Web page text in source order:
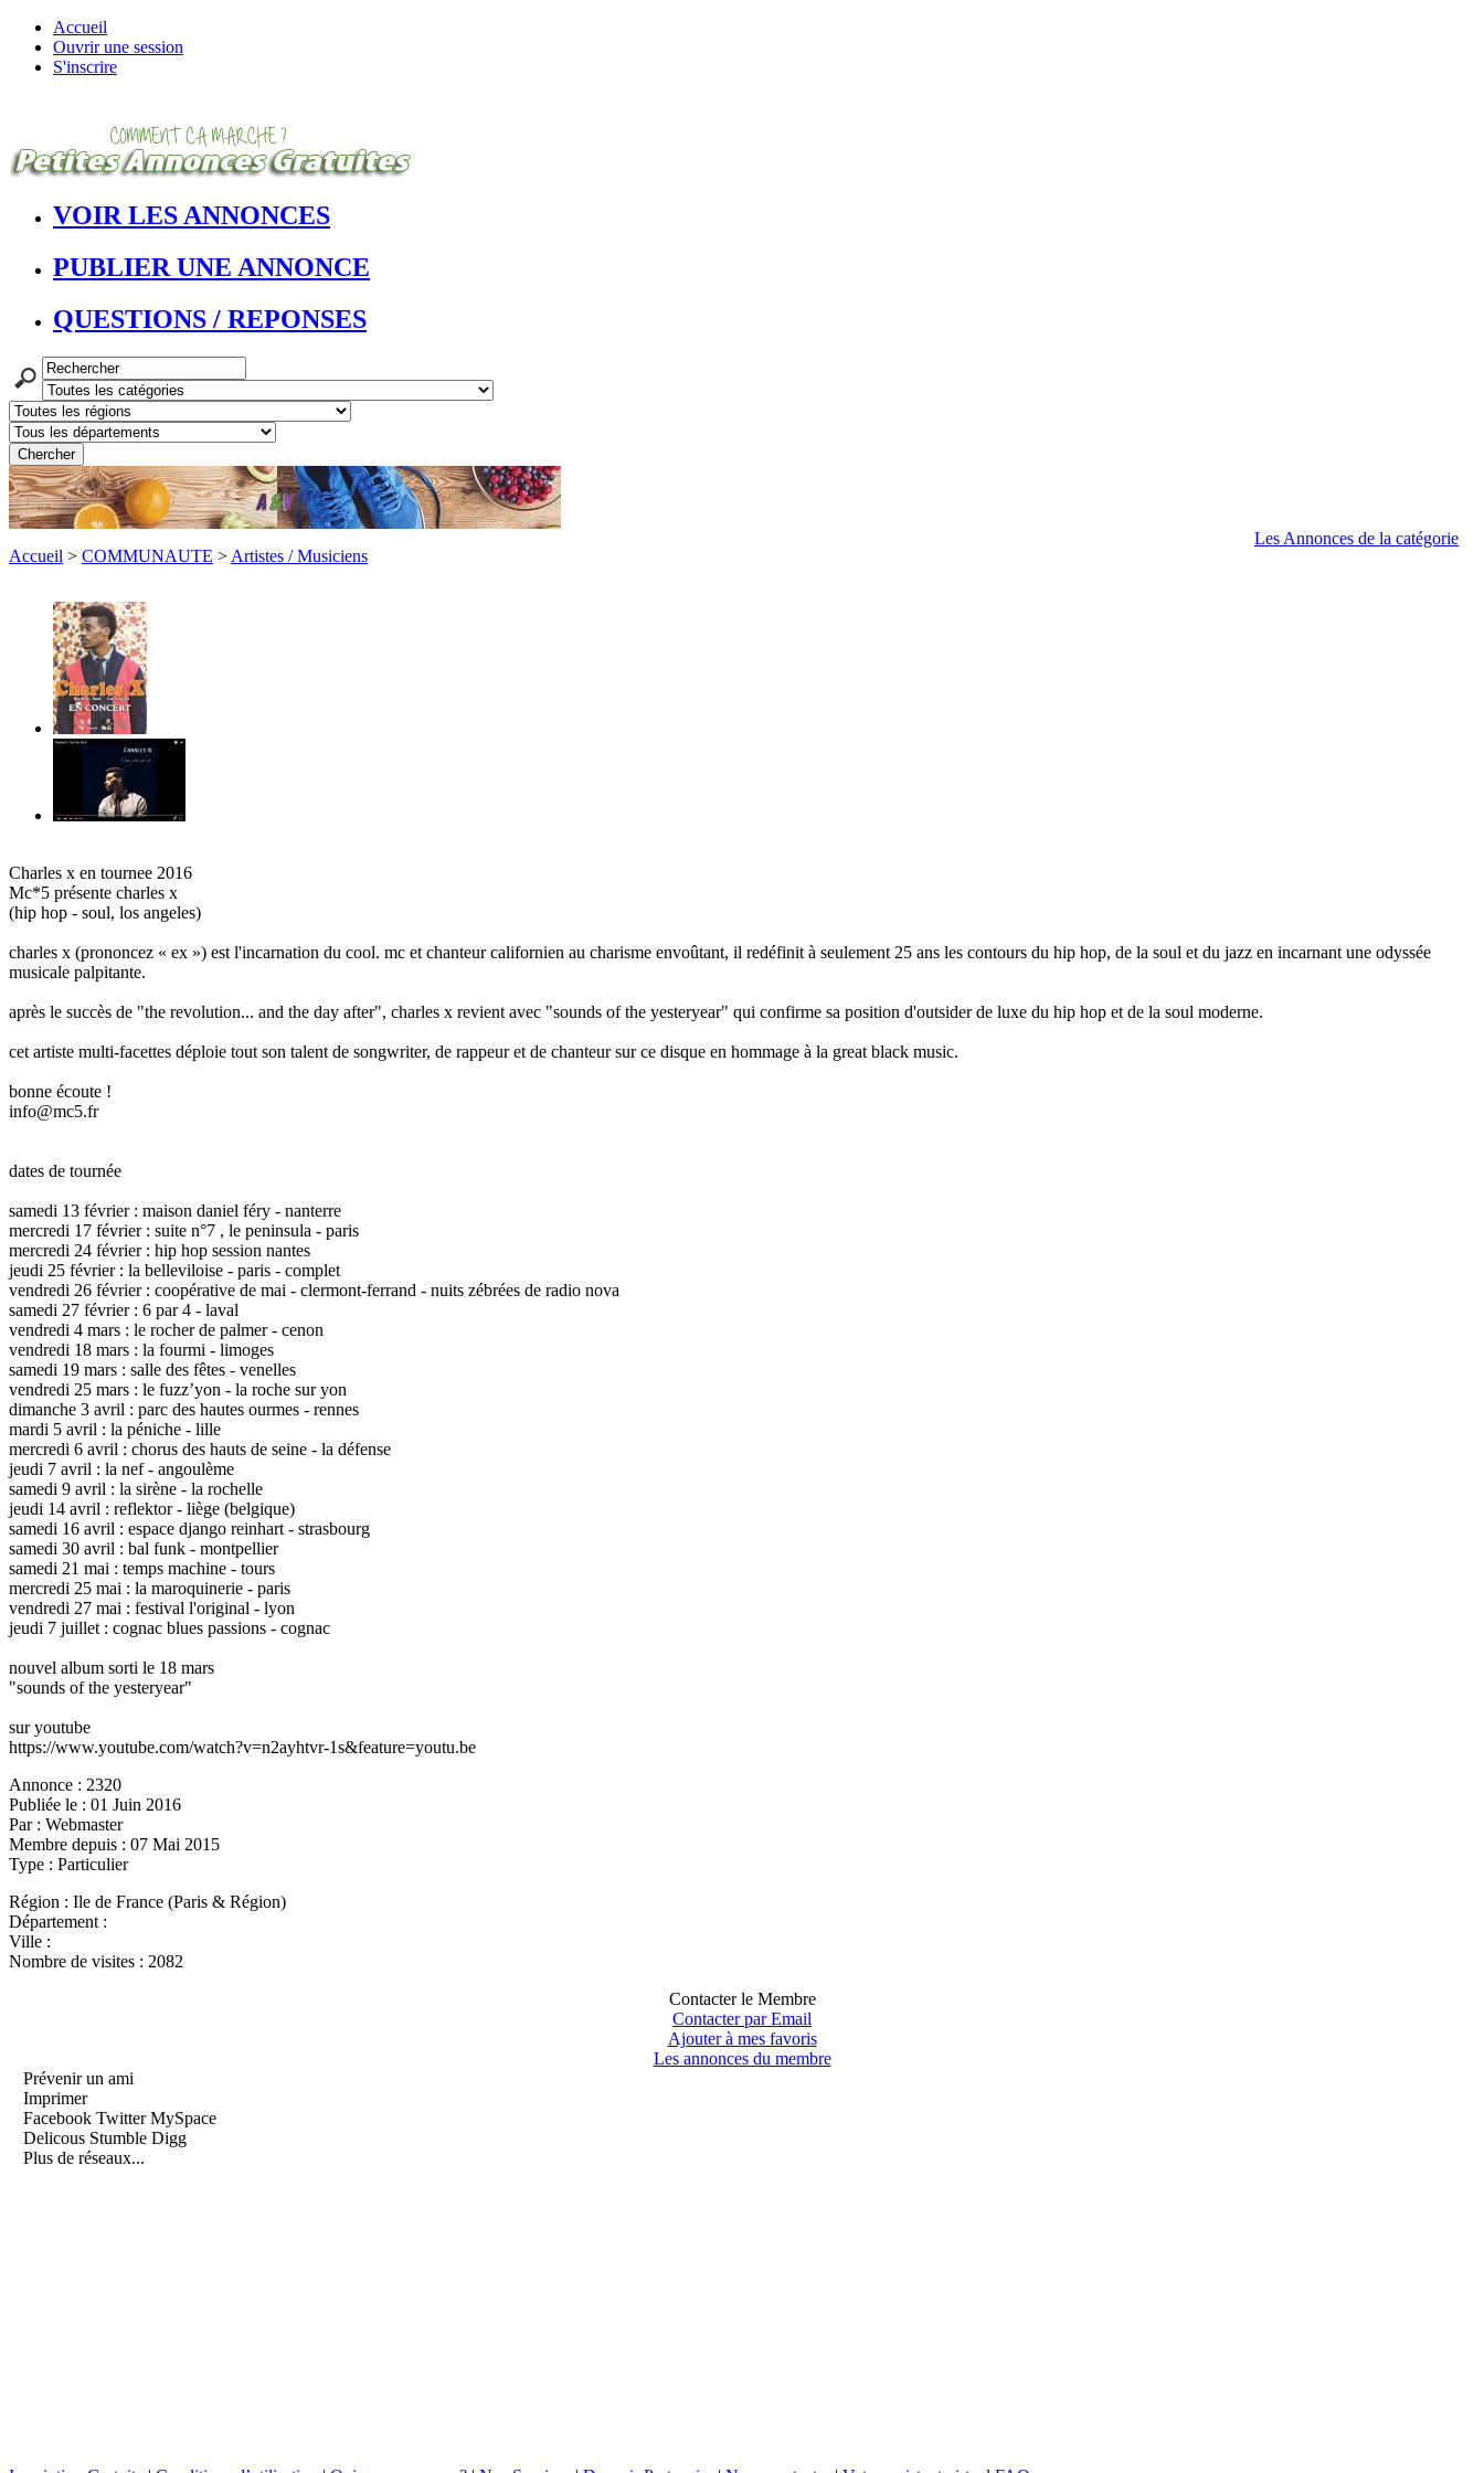
Accueil
Ouvrir une session
S'inscrire
VOIR LES ANNONCES
PUBLIER UNE ANNONCE
QUESTIONS / REPONSES
Les Annonces de la catégorie
Accueil > COMMUNAUTE > Artistes / Musiciens
Charles x en tournee 2016
Mc*5 présente charles x
(hip hop - soul, los angeles)
charles x (prononcez « ex ») est l'incarnation du cool. mc et chanteur californien au charisme envoûtant, il redéfinit à seulement 25 ans les contours du hip hop, de la soul et du jazz en incarnant une odyssée
musicale palpitante.
après le succès de "the revolution... and the day after", charles x revient avec "sounds of the yesteryear" qui confirme sa position d'outsider de luxe du hip hop et de la soul moderne.
cet artiste multi-facettes déploie tout son talent de songwriter, de rappeur et de chanteur sur ce disque en hommage à la great black music.
bonne écoute !
info@mc5.fr
dates de tournée
samedi 13 février : maison daniel féry - nanterre
mercredi 17 février : suite n°7 , le peninsula - paris
mercredi 24 février : hip hop session nantes
jeudi 25 février : la belleviloise - paris - complet
vendredi 26 février : coopérative de mai - clermont-ferrand - nuits zébrées de radio nova
samedi 27 février : 6 par 4 - laval
vendredi 4 mars : le rocher de palmer - cenon
vendredi 18 mars : la fourmi - limoges
samedi 19 mars : salle des fêtes - venelles
vendredi 25 mars : le fuzz’yon - la roche sur yon
dimanche 3 avril : parc des hautes ourmes - rennes
mardi 5 avril : la péniche - lille
mercredi 6 avril : chorus des hauts de seine - la défense
jeudi 7 avril : la nef - angoulème
samedi 9 avril : la sirène - la rochelle
jeudi 14 avril : reflektor - liège (belgique)
samedi 16 avril : espace django reinhart - strasbourg
samedi 30 avril : bal funk - montpellier
samedi 21 mai : temps machine - tours
mercredi 25 mai : la maroquinerie - paris
vendredi 27 mai : festival l'original - lyon
jeudi 7 juillet : cognac blues passions - cognac
nouvel album sorti le 18 mars
"sounds of the yesteryear"
sur youtube
https://www.youtube.com/watch?v=n2ayhtvr-1s&feature=youtu.be
Annonce : 2320
Publiée le : 01 Juin 2016
Par : Webmaster
Membre depuis : 07 Mai 2015
Type : Particulier
Région : Ile de France (Paris & Région)
Département :
Ville :
Nombre de visites : 2082
Contacter le Membre
Contacter par Email
Ajouter à mes favoris
Les annonces du membre
Prévenir un ami
Imprimer
Facebook Twitter MySpace
Delicous Stumble Digg
Plus de réseaux...